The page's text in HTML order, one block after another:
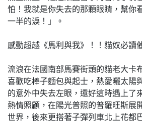
怕！我就是你失去的那顆眼睛，幫你
一半的淚！」。
感動超越《馬利與我》！！貓奴必讀
流浪在法國南部馬賽街頭的貓老大卡
喜歡吃棒子麵包與起士，熱愛曬太陽
的意外中失去左眼，還好這時遇上了
熱情照顧，在陽光普照的普羅旺斯展
世界，後來更搭著子彈列車北上花都